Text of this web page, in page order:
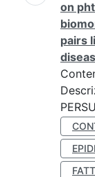
on
pairs